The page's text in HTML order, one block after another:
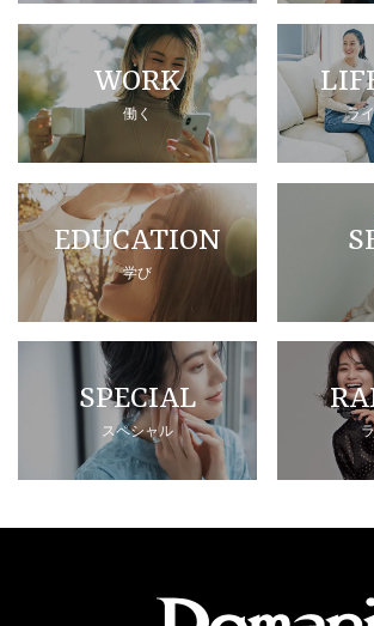
WORK
働く ラ
EDUCATION
学び
SPECIAL
スペシャル